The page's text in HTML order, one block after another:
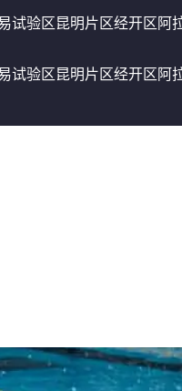
试验区昆明片区经开区阿
试验区昆明片区经开区阿